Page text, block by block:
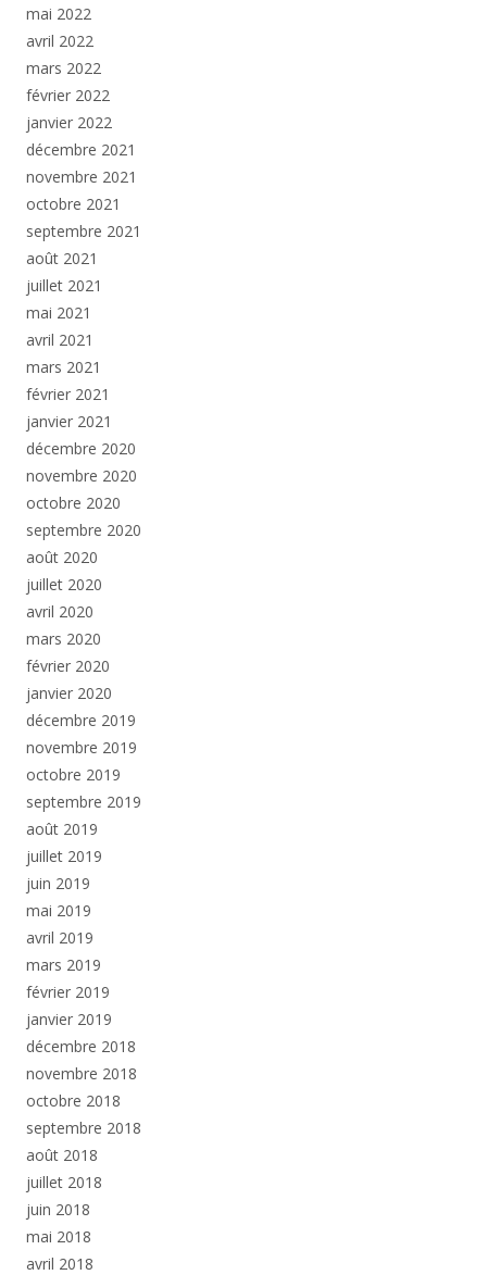
mai 2022
avril 2022
mars 2022
février 2022
janvier 2022
décembre 2021
novembre 2021
octobre 2021
septembre 2021
août 2021
juillet 2021
mai 2021
avril 2021
mars 2021
février 2021
janvier 2021
décembre 2020
novembre 2020
octobre 2020
septembre 2020
août 2020
juillet 2020
avril 2020
mars 2020
février 2020
janvier 2020
décembre 2019
novembre 2019
octobre 2019
septembre 2019
août 2019
juillet 2019
juin 2019
mai 2019
avril 2019
mars 2019
février 2019
janvier 2019
décembre 2018
novembre 2018
octobre 2018
septembre 2018
août 2018
juillet 2018
juin 2018
mai 2018
avril 2018